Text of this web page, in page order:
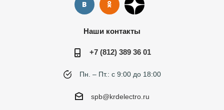
Наши контакты
+7 (812) 389 36 01
Пн. – Пт.: с 9:00 до 18:00
spb@krdelectro.ru